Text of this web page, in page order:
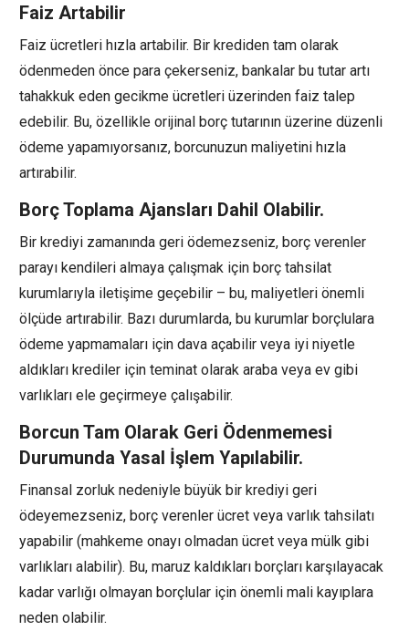
Faiz Artabilir
Faiz ücretleri hızla artabilir. Bir krediden tam olarak
ödenmeden önce para çekerseniz, bankalar bu tutar artı
tahakkuk eden gecikme ücretleri üzerinden faiz talep
edebilir. Bu, özellikle orijinal borç tutarının üzerine düzenli
ödeme yapamıyorsanız, borcunuzun maliyetini hızla
artırabilir.
Borç Toplama Ajansları Dahil Olabilir.
Bir krediyi zamanında geri ödemezseniz, borç verenler
parayı kendileri almaya çalışmak için borç tahsilat
kurumlarıyla iletişime geçebilir – bu, maliyetleri önemli
ölçüde artırabilir. Bazı durumlarda, bu kurumlar borçlulara
ödeme yapmamaları için dava açabilir veya iyi niyetle
aldıkları krediler için teminat olarak araba veya ev gibi
varlıkları ele geçirmeye çalışabilir.
Borcun Tam Olarak Geri Ödenmemesi
Durumunda Yasal İşlem Yapılabilir.
Finansal zorluk nedeniyle büyük bir krediyi geri
ödeyemezseniz, borç verenler ücret veya varlık tahsilatı
yapabilir (mahkeme onayı olmadan ücret veya mülk gibi
varlıkları alabilir). Bu, maruz kaldıkları borçları karşılayacak
kadar varlığı olmayan borçlular için önemli mali kayıplara
neden olabilir.